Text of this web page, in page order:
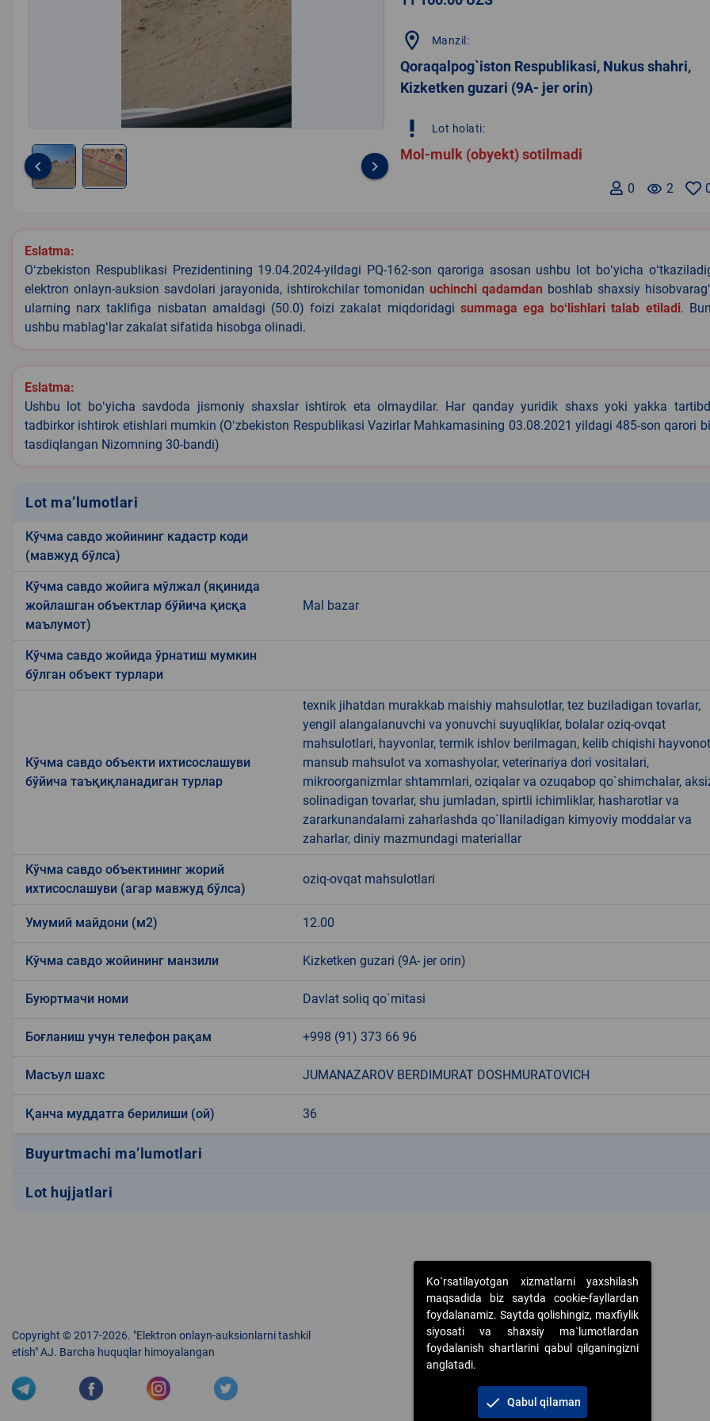
of
2
keyboard_arrow_left keyboard_arrow_right
location_on Manzil:
Qoraqalpog`iston Respublikasi, Nukus shahri,
Kizketken guzari (9A- jer orin)
priority_high Lot holati:
Mol-mulk (obyekt) sotilmadi
remove_red_eye 2
0
Eslatma:
Oʻzbekiston Respublikasi Prezidentining 19.04.2024-yildagi PQ-162-son qaroriga asosan ushbu lot boʻyicha
elektron onlayn-auksion savdolari jarayonida, ishtirokchilar tomonidan uchinchi qadamdan boshlab shaxsiy
ularning narx taklifiga nisbatan amaldagi (50.0) foizi zakalat miqdoridagi summaga ega boʻlishlari talab etiladi.
ushbu mablagʻlar zakalat sifatida hisobga olinadi.
Eslatma:
Ushbu lot boʻyicha savdoda jismoniy shaxslar ishtirok eta olmaydilar. Har qanday yuridik shaxs yoki yakka
tadbirkor ishtirok etishlari mumkin (Oʻzbekiston Respublikasi Vazirlar Mahkamasining 03.08.2021 yildagi 485-son qarori
tasdiqlangan Nizomning 30-bandi)
Lot ma’lumotlari
Кўчма савдо жойининг кадастр коди
(мавжуд бўлса)
Кўчма савдо жойига мўлжал (яқинида
жойлашган объектлар бўйича қисқа
маълумот)
Mal bazar
Кўчма савдо жойида ўрнатиш мумкин
бўлган объект турлари
Кўчма савдо объекти ихтисослашуви
бўйича таъқиқланадиган турлар
texnik jihatdan murakkab maishiy mahsulotlar, tez buziladigan tovarlar,
yengil alangalanuvchi va yonuvchi suyuqliklar, bolalar oziq-ovqat
mahsulotlari, hayvonlar, termik ishlov berilmagan, kelib chiqishi
mansub mahsulot va xomashyolar, veterinariya dori vositalari,
mikroorganizmlar shtammlari, oziqalar va ozuqabop qo`shimchalar,
solinadigan tovarlar, shu jumladan, spirtli ichimliklar, hasharotlar va
zararkunandalarni zaharlashda qo`llaniladigan kimyoviy moddalar va
zaharlar, diniy mazmundagi materiallar
Кўчма савдо объектининг жорий
ихтисослашуви (агар мавжуд бўлса)
oziq-ovqat mahsulotlari
Умумий майдони (м2) 12.00
Кўчма савдо жойининг манзили Kizketken guzari (9A- jer orin)
Буюртмачи номи Davlat soliq qo`mitasi
Боғланиш учун телефон рақам +998 (91) 373 66 96
Масъул шахс JUMANAZAROV BERDIMURAT DOSHMURATOVICH
Қанча муддатга берилиши (ой) 36
Buyurtmachi ma’lumotlari
Lot hujjatlari
Copyright © 2017-2026. "Elektron onlayn-auksionlarni tashkil
etish" AJ. Barcha huquqlar himoyalangan
Ko`rsatilayotgan xizmatlarni yaxshilash
maqsadida biz saytda cookie-fayllardan
foydalanamiz. Saytda qolishingiz, maxfiylik
siyosati va shaxsiy ma`lumotlardan
foydalanish shartlarini qabul qilganingizni
anglatadi.
check Qabul qilaman